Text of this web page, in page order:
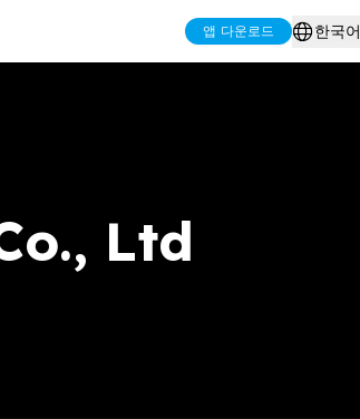
앱 다운로드 한국어
Ltd